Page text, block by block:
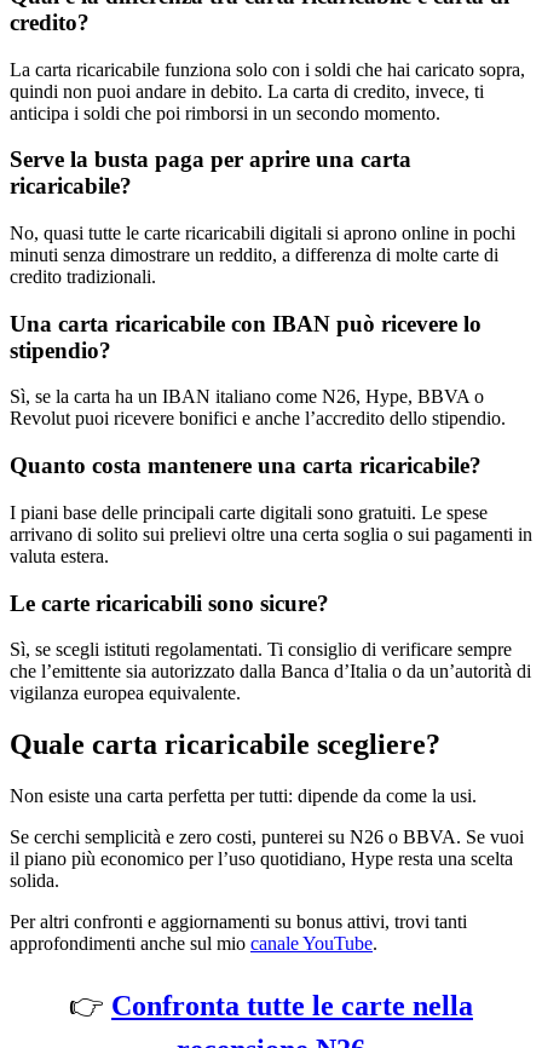
credito?
La carta ricaricabile funziona solo con i soldi che hai caricato sopra,
quindi non puoi andare in debito. La carta di credito, invece, ti
anticipa i soldi che poi rimborsi in un secondo momento.
Serve la busta paga per aprire una carta
ricaricabile?
No, quasi tutte le carte ricaricabili digitali si aprono online in pochi
minuti senza dimostrare un reddito, a differenza di molte carte di
credito tradizionali.
Una carta ricaricabile con IBAN può ricevere lo
stipendio?
Sì, se la carta ha un IBAN italiano come N26, Hype, BBVA o
Revolut puoi ricevere bonifici e anche l’accredito dello stipendio.
Quanto costa mantenere una carta ricaricabile?
I piani base delle principali carte digitali sono gratuiti. Le spese
arrivano di solito sui prelievi oltre una certa soglia o sui pagamenti in
valuta estera.
Le carte ricaricabili sono sicure?
Sì, se scegli istituti regolamentati. Ti consiglio di verificare sempre
che l’emittente sia autorizzato dalla Banca d’Italia o da un’autorità di
vigilanza europea equivalente.
Quale carta ricaricabile scegliere?
Non esiste una carta perfetta per tutti: dipende da come la usi.
Se cerchi semplicità e zero costi, punterei su N26 o BBVA. Se vuoi
il piano più economico per l’uso quotidiano, Hype resta una scelta
solida.
Per altri confronti e aggiornamenti su bonus attivi, trovi tanti
approfondimenti anche sul mio canale YouTube.
👉 Confronta tutte le carte nella